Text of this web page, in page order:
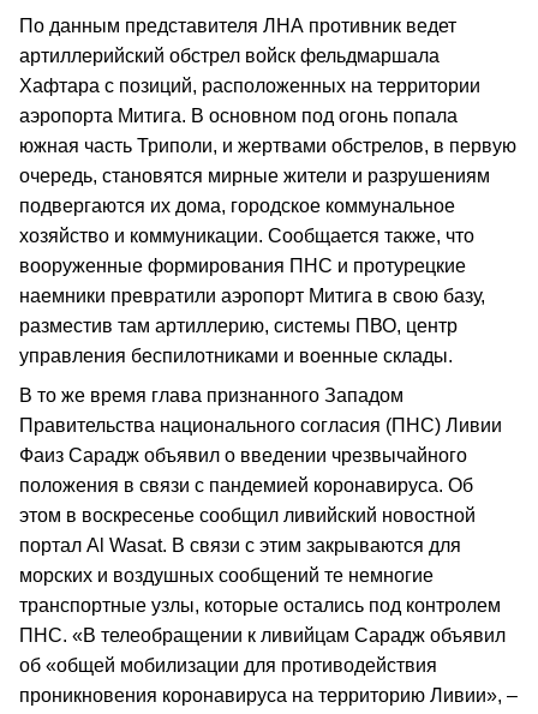
По данным представителя ЛНА противник ведет
артиллерийский обстрел войск фельдмаршала
Хафтара с позиций, расположенных на территории
аэропорта Митига. В основном под огонь попала
южная часть Триполи, и жертвами обстрелов, в первую
очередь, становятся мирные жители и разрушениям
подвергаются их дома, городское коммунальное
хозяйство и коммуникации. Сообщается также, что
вооруженные формирования ПНС и протурецкие
наемники превратили аэропорт Митига в свою базу,
разместив там артиллерию, системы ПВО, центр
управления беспилотниками и военные склады.
В то же время глава признанного Западом
Правительства национального согласия (ПНС) Ливии
Фаиз Сарадж объявил о введении чрезвычайного
положения в связи с пандемией коронавируса. Об
этом в воскресенье сообщил ливийский новостной
портал Al Wasat. В связи с этим закрываются для
морских и воздушных сообщений те немногие
транспортные узлы, которые остались под контролем
ПНС. «В телеобращении к ливийцам Сарадж объявил
об «общей мобилизации для противодействия
проникновения коронавируса на территорию Ливии», –